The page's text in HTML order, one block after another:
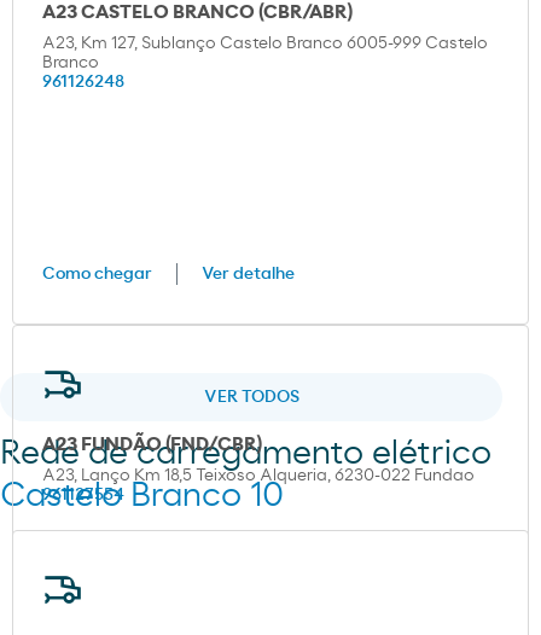
VER TODOS
A23 CASTELO BRANCO (CBR/ABR)
A23, Km 127, Sublanço Castelo Branco 6005-999 Castelo
Branco
961126248
Como chegar Ver detalhe
A23 FUNDÃO (FND/CBR)
A23, Lanço Km 18,5 Teixoso Alqueria, 6230-022 Fundao
961127554
Rede de carregamento elétrico
Castelo Branco 10